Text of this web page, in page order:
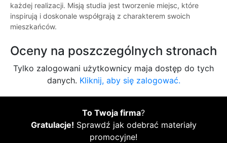
każdej realizacji. Misją studia jest tworzenie miejsc, które
inspirują i doskonale współgrają z charakterem swoich
mieszkańców.
Oceny na poszczególnych stronach
Tylko zalogowani użytkownicy maja dostęp do tych
danych. Kliknij, aby się zalogować.
To Twoja firma?
Gratulacje! Sprawdź jak odebrać materiały
promocyjne!